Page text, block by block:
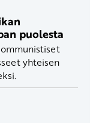
puolesta
yhteisen